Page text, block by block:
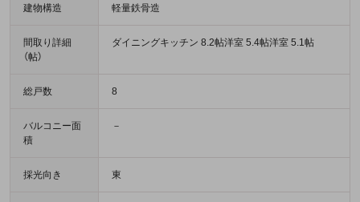
建物構造 軽量鉄骨造
間取り詳細
（帖）
ダイニングキッチン 8.2帖洋室 5.4帖洋室 5.1帖
総戸数 8
バルコニー面
積
－
採光向き 東